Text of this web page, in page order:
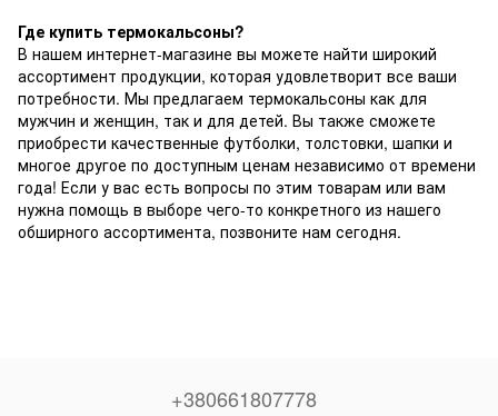
Где купить термокальсоны?
В нашем интернет-магазине вы можете найти широкий
ассортимент продукции, которая удовлетворит все ваши
потребности. Мы предлагаем термокальсоны как для
мужчин и женщин, так и для детей. Вы также сможете
приобрести качественные футболки, толстовки, шапки и
многое другое по доступным ценам независимо от времени
года! Если у вас есть вопросы по этим товарам или вам
нужна помощь в выборе чего-то конкретного из нашего
обширного ассортимента, позвоните нам сегодня.
+380661807778